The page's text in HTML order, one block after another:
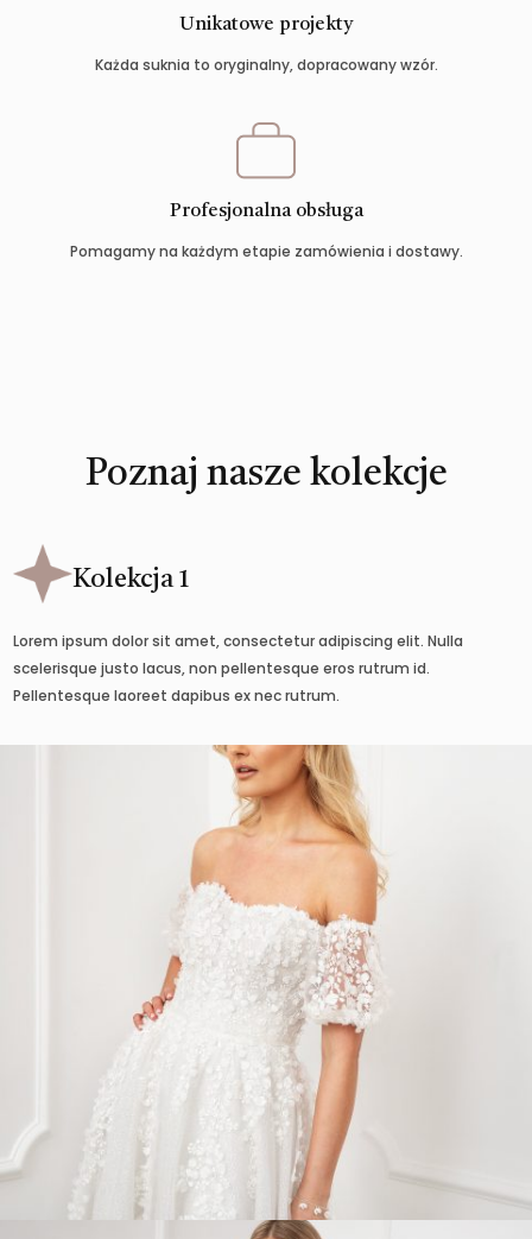
Unikatowe projekty
Każda suknia to oryginalny, dopracowany wzór.
Profesjonalna obsługa
Pomagamy na każdym etapie zamówienia i dostawy.
Poznaj nasze kolekcje
Kolekcja 1
Lorem ipsum dolor sit amet, consectetur adipiscing elit. Nulla
scelerisque justo lacus, non pellentesque eros rutrum id.
Pellentesque laoreet dapibus ex nec rutrum.